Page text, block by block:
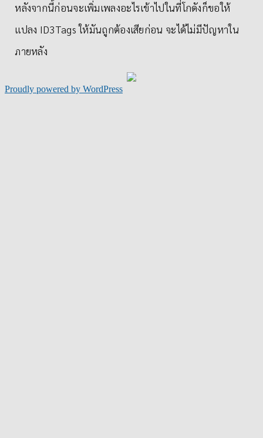
หลังจากนี้ก่อนจะเพิ่มเพลงอะไรเข้าไปในที่โกดังก็ขอให้
แปลง ID3Tags ให้มันถูกต้องเสียก่อน จะได้ไม่มีปัญหาใน
ภายหลัง
Proudly powered by WordPress